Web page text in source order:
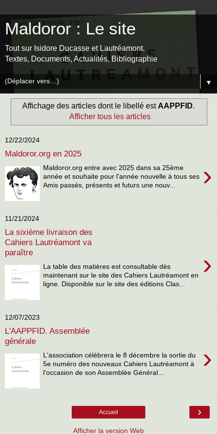
Maldoror : Le site
Tout sur Isidore Ducasse et Lautréamont.
Textes, Documents, Actualités, Bibliographie
▼
Affichage des articles dont le libellé est AAPPFID.
Afficher tous les articles
12/22/2024
Maldoror.org en 2025
›
Maldoror.org entre avec 2025 dans sa 25ème
année et souhaite pour l'année nouvelle à tous ses
Amis passés, présents et futurs une nouv...
11/21/2024
La sixième livraison des
Cahiers Lautréamont va
paraître
›
La table des matières est consultable dès
maintenant sur le site des Cahiers Lautréamont en
ligne. Disponible sur le site des éditions Clas...
12/07/2023
L'AAPPFID. Assemblée
générale
›
L'association célèbrera le 8 décembre la sortie du
5e numéro des nouveaux Cahiers Lautréamont à
l'occasion de son Assemblée Général...
›
Accueil
Afficher la version Web